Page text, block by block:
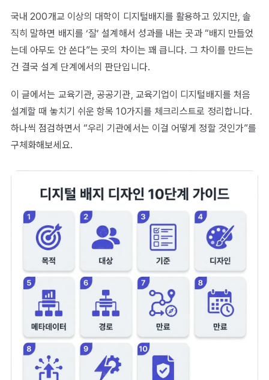
국내 200개교 이상의 대학이 디지털배지를 활용하고 있지만, 솔
직히 말하면 배지를 ‘잘’ 설계해서 성과를 내는 곳과 “배지 만들었
는데 아무도 안 쓴다”는 곳의 차이는 꽤 큽니다. 그 차이를 만드는
건 결국 설계 단계에서의 판단입니다.
이 글에서는 교육기관, 공공기관, 교육기업이 디지털배지를 처음
설계할 때 놓치기 쉬운 항목 10가지를 체크리스트로 정리합니다.
하나씩 점검하면서 “우리 기관에서는 이걸 어떻게 정할 것인가”를
구체화해보세요.